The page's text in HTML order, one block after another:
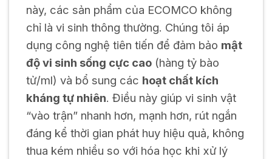
này, các sản phẩm của ECOMCO không
chỉ là vi sinh thông thường. Chúng tôi áp
dụng công nghệ tiên tiến để đảm bảo mật
độ vi sinh sống cực cao(hàng tỷ bào
tử/ml) và bổ sung các hoạt chất kích
kháng tự nhiên. Điều này giúp vi sinh vật
“vào trận” nhanh hơn, mạnh hơn, rút ngắn
đáng kể thời gian phát huy hiệu quả, không
thua kém nhiều so với hóa học khi xử lý